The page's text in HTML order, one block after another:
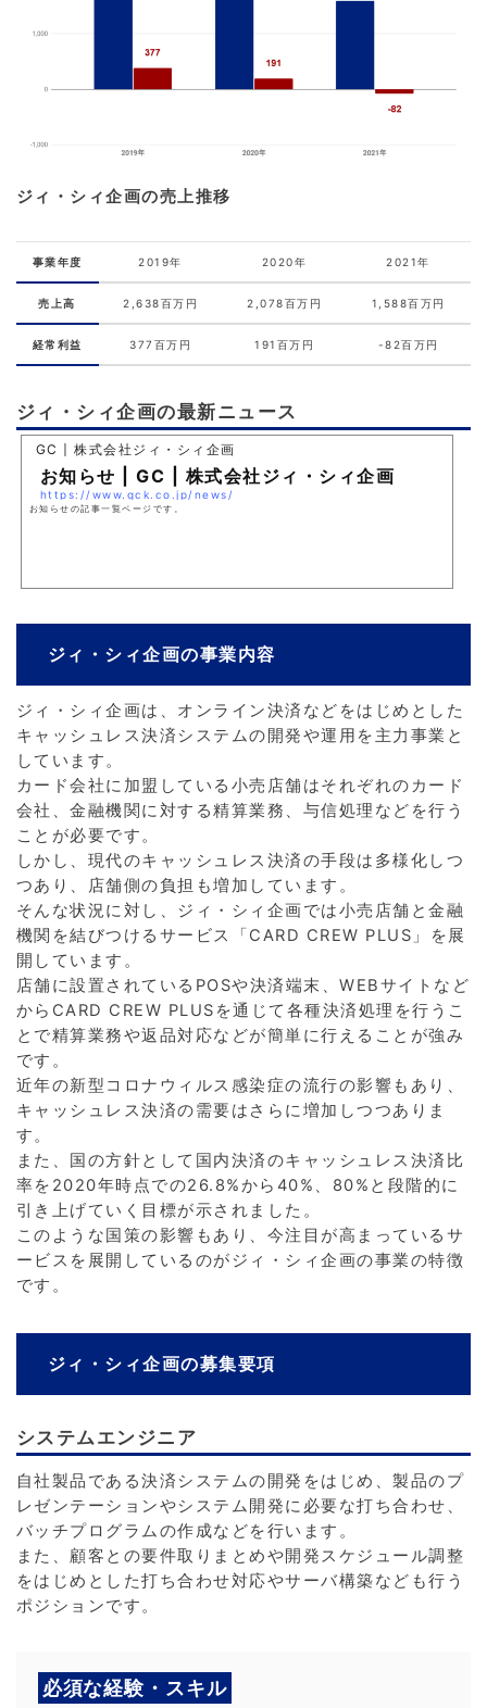
ジィ・シィ企画の売上推移
事業年度 2019年 2020年 2021年
売上高 2,638百万円 2,078百万円 1,588百万円
経常利益 377百万円 191百万円 -82百万円
ジィ・シィ企画の最新ニュース
GC | 株式会社ジィ・シィ企画
お知らせ | GC | 株式会社ジィ・シィ企画
https://www.gck.co.jp/news/
お知らせの記事一覧ページです。
ジィ・シィ企画の事業内容
ジィ・シィ企画は、オンライン決済などをはじめとした
キャッシュレス決済システムの開発や運用を主力事業と
しています。
カード会社に加盟している小売店舗はそれぞれのカード
会社、金融機関に対する精算業務、与信処理などを行う
ことが必要です。
しかし、現代のキャッシュレス決済の手段は多様化しつ
つあり、店舗側の負担も増加しています。
そんな状況に対し、ジィ・シィ企画では小売店舗と金融
機関を結びつけるサービス「CARD CREW PLUS」を展
開しています。
店舗に設置されているPOSや決済端末、WEBサイトなど
からCARD CREW PLUSを通じて各種決済処理を行うこ
とで精算業務や返品対応などが簡単に行えることが強み
です。
近年の新型コロナウィルス感染症の流行の影響もあり、
キャッシュレス決済の需要はさらに増加しつつありま
す。
また、国の方針として国内決済のキャッシュレス決済比
率を2020年時点での26.8%から40%、80%と段階的に
引き上げていく目標が示されました。
このような国策の影響もあり、今注目が高まっているサ
ービスを展開しているのがジィ・シィ企画の事業の特徴
です。
ジィ・シィ企画の募集要項
システムエンジニア
自社製品である決済システムの開発をはじめ、製品のプ
レゼンテーションやシステム開発に必要な打ち合わせ、
バッチプログラムの作成などを行います。
また、顧客との要件取りまとめや開発スケジュール調整
をはじめとした打ち合わせ対応やサーバ構築なども行う
ポジションです。
必須な経験・スキル